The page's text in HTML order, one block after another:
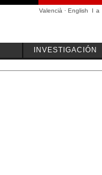
Valencià · English I a
INVESTIGACIÓN